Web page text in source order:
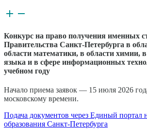
Конкурс на право получения именных
Правительства Санкт-Петербурга в
области математики, в области химии, в
языка и в сфере информационных
учебном году
Начало приема заявок — 15 июля 2026
московскому времени.
Подача документов через Единый портал
образования Санкт-Петербурга